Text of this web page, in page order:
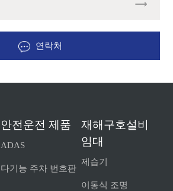
연락처
안전운전 제품
ADAS
다기능 주차 번호판
재해구호설비
임대
제습기
이동식 조명